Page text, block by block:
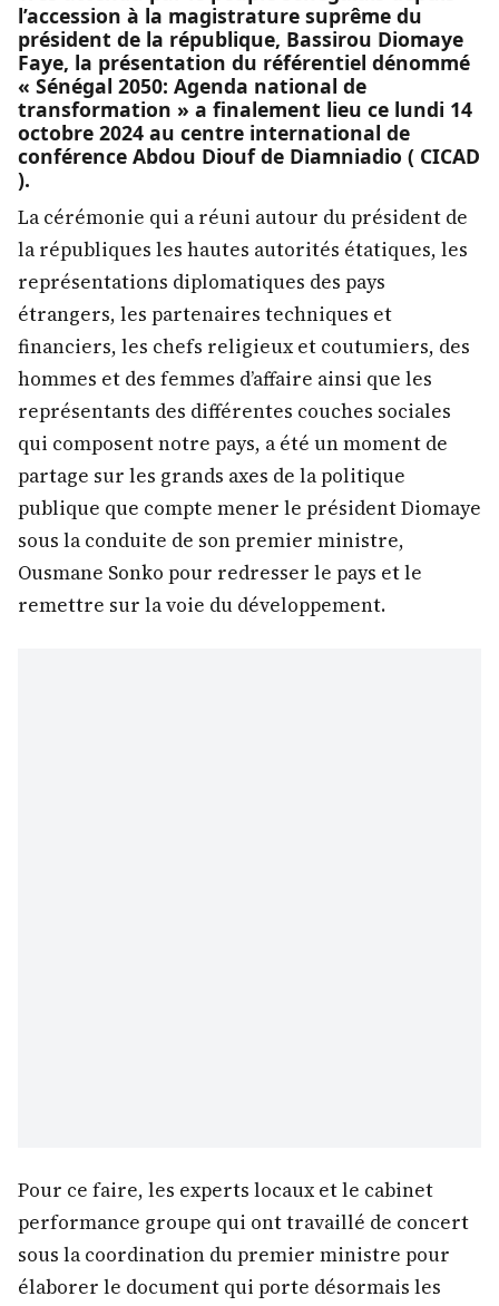
l’accession à la magistrature suprême du
président de la république, Bassirou Diomaye
Faye, la présentation du référentiel dénommé
« Sénégal 2050: Agenda national de
transformation » a finalement lieu ce lundi 14
octobre 2024 au centre international de
conférence Abdou Diouf de Diamniadio ( CICAD
).
La cérémonie qui a réuni autour du président de
la républiques les hautes autorités étatiques, les
représentations diplomatiques des pays
étrangers, les partenaires techniques et
financiers, les chefs religieux et coutumiers, des
hommes et des femmes d’affaire ainsi que les
représentants des différentes couches sociales
qui composent notre pays, a été un moment de
partage sur les grands axes de la politique
publique que compte mener le président Diomaye
sous la conduite de son premier ministre,
Ousmane Sonko pour redresser le pays et le
remettre sur la voie du développement.
Pour ce faire, les experts locaux et le cabinet
performance groupe qui ont travaillé de concert
sous la coordination du premier ministre pour
élaborer le document qui porte désormais les